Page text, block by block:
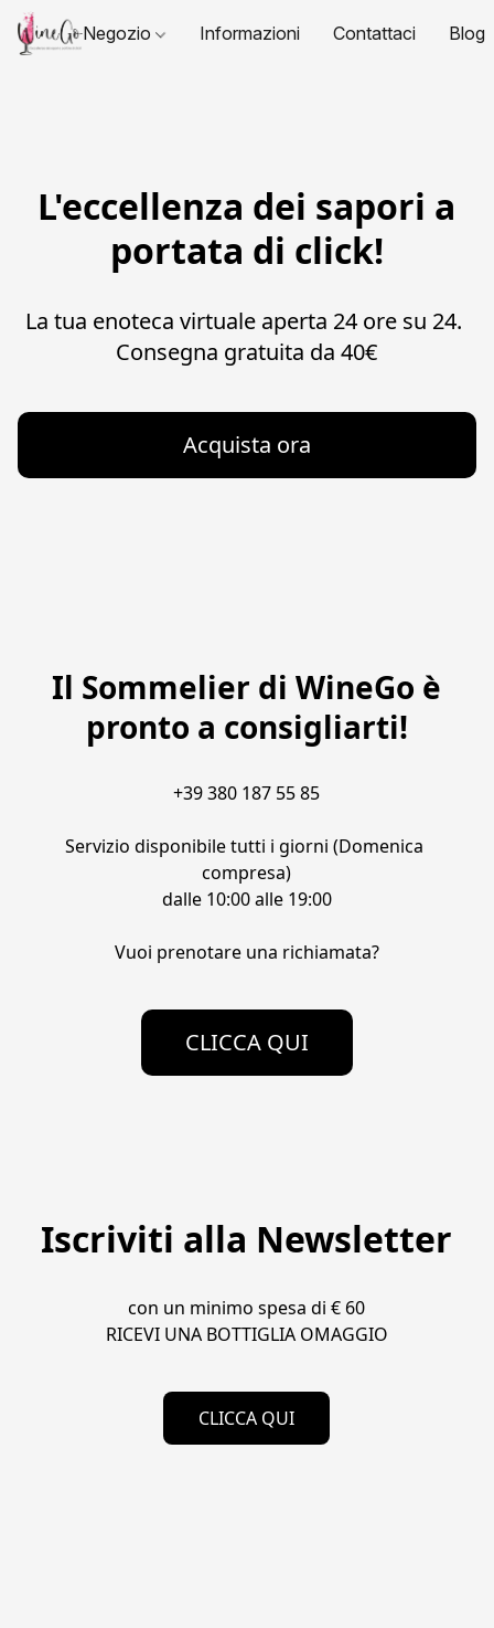
Negozio Informazioni Contattaci Blog
L'eccellenza dei sapori a
portata di click!
La tua enoteca virtuale aperta 24 ore su 24.
Consegna gratuita da 40€
Acquista ora
Il Sommelier di WineGo è
pronto a consigliarti!
+39 380 187 55 85
Servizio disponibile tutti i giorni (Domenica
compresa)
dalle 10:00 alle 19:00
Vuoi prenotare una richiamata?
CLICCA QUI
Iscriviti alla Newsletter
con un minimo spesa di € 60
RICEVI UNA BOTTIGLIA OMAGGIO
CLICCA QUI